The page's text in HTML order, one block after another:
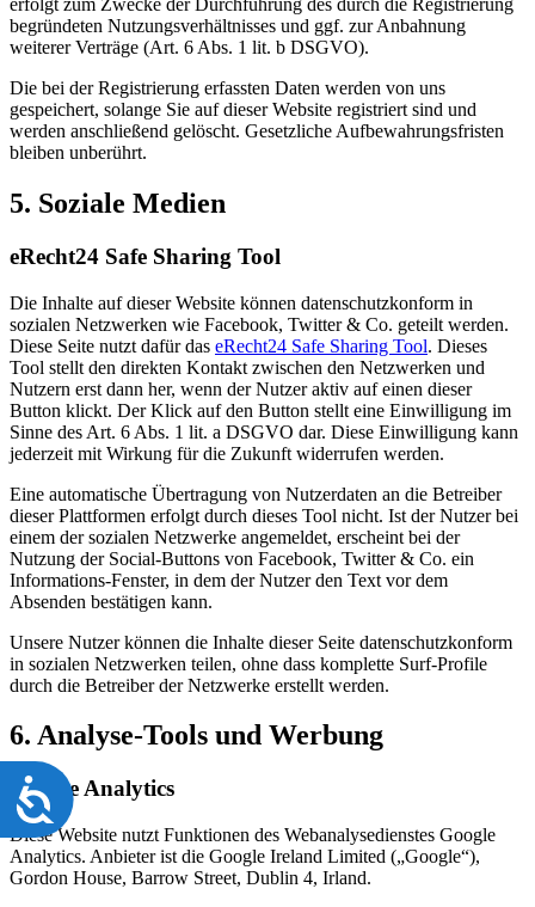
Barrierefreiheit
erfolgt zum Zwecke der Durchführung des durch die Registrierung
begründeten Nutzungsverhältnisses und ggf. zur Anbahnung
weiterer Verträge (Art. 6 Abs. 1 lit. b DSGVO).
Die bei der Registrierung erfassten Daten werden von uns
gespeichert, solange Sie auf dieser Website registriert sind und
werden anschließend gelöscht. Gesetzliche Aufbewahrungsfristen
bleiben unberührt.
5. Soziale Medien
eRecht24 Safe Sharing Tool
Die Inhalte auf dieser Website können datenschutzkonform in
sozialen Netzwerken wie Facebook, Twitter & Co. geteilt werden.
Diese Seite nutzt dafür das eRecht24 Safe Sharing Tool. Dieses
Tool stellt den direkten Kontakt zwischen den Netzwerken und
Nutzern erst dann her, wenn der Nutzer aktiv auf einen dieser
Button klickt. Der Klick auf den Button stellt eine Einwilligung im
Sinne des Art. 6 Abs. 1 lit. a DSGVO dar. Diese Einwilligung kann
jederzeit mit Wirkung für die Zukunft widerrufen werden.
Eine automatische Übertragung von Nutzerdaten an die Betreiber
dieser Plattformen erfolgt durch dieses Tool nicht. Ist der Nutzer bei
einem der sozialen Netzwerke angemeldet, erscheint bei der
Nutzung der Social-Buttons von Facebook, Twitter & Co. ein
Informations-Fenster, in dem der Nutzer den Text vor dem
Absenden bestätigen kann.
Unsere Nutzer können die Inhalte dieser Seite datenschutzkonform
in sozialen Netzwerken teilen, ohne dass komplette Surf-Profile
durch die Betreiber der Netzwerke erstellt werden.
6. Analyse-Tools und Werbung
Google Analytics
Diese Website nutzt Funktionen des Webanalysedienstes Google
Analytics. Anbieter ist die Google Ireland Limited („Google“),
Gordon House, Barrow Street, Dublin 4, Irland.